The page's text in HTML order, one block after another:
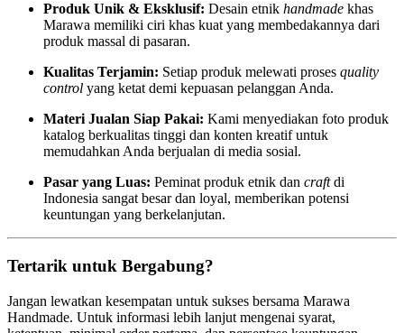
Produk Unik & Eksklusif: Desain etnik handmade khas
Marawa memiliki ciri khas kuat yang membedakannya dari
produk massal di pasaran.
Kualitas Terjamin: Setiap produk melewati proses quality
control yang ketat demi kepuasan pelanggan Anda.
Materi Jualan Siap Pakai: Kami menyediakan foto produk
katalog berkualitas tinggi dan konten kreatif untuk
memudahkan Anda berjualan di media sosial.
Pasar yang Luas: Peminat produk etnik dan craftdi
Indonesia sangat besar dan loyal, memberikan potensi
keuntungan yang berkelanjutan.
Tertarik untuk Bergabung?
Jangan lewatkan kesempatan untuk sukses bersama Marawa
Handmade. Untuk informasi lebih lanjut mengenai syarat,